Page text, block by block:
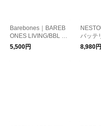
Barebones｜BAREB
ONES LIVING/BBL N
EWMini Edison Lanter
n ミニ エジソンランタ
5,500円
バッテ
h
8,980